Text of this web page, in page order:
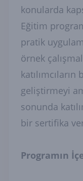
konularda
Eğitim
pratik
örnek
geliştirmeyi
sonunda
bir sertifika
Programın